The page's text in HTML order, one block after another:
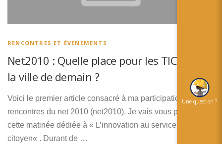
日本語
Español
RENCONTRES ET ÉVENEMENTS
Net2010 : Quelle place pour les TIC dans
la ville de demain ?
Voici le premier article consacré à ma participation aux
rencontres du net 2010 (net2010). Je vais vous parler de
cette matinée dédiée à « L’innovation au service du
citoyen« . Durant de …
Une question ?